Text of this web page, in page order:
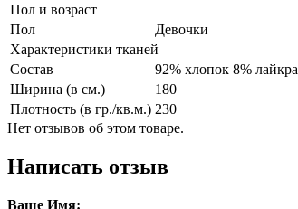
Пол и возраст
Пол
Девочки
Характеристики тканей
Состав
92% хлопок 8% лайкра
Ширина (в см.)
180
Плотность (в гр./кв.м.) 230
Нет отзывов об этом товаре.
Написать отзыв
Ваше Имя: